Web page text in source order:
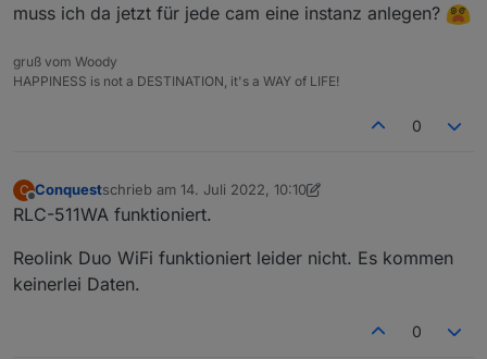
muss ich da jetzt für jede cam eine instanz anlegen?
gruß vom Woody
HAPPINESS is not a DESTINATION, it's a WAY of LIFE!
0
C
Offline
Conquestschrieb am 14. Juli 2022, 10:10
zuletzt editiert von Conquest
RLC-511WA funktioniert.
Reolink Duo WiFi funktioniert leider nicht. Es kommen
keinerlei Daten.
0